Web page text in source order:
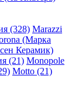
(328) Marazzi
(Марка
Керамик)
(21) Monopole
Motto (21)